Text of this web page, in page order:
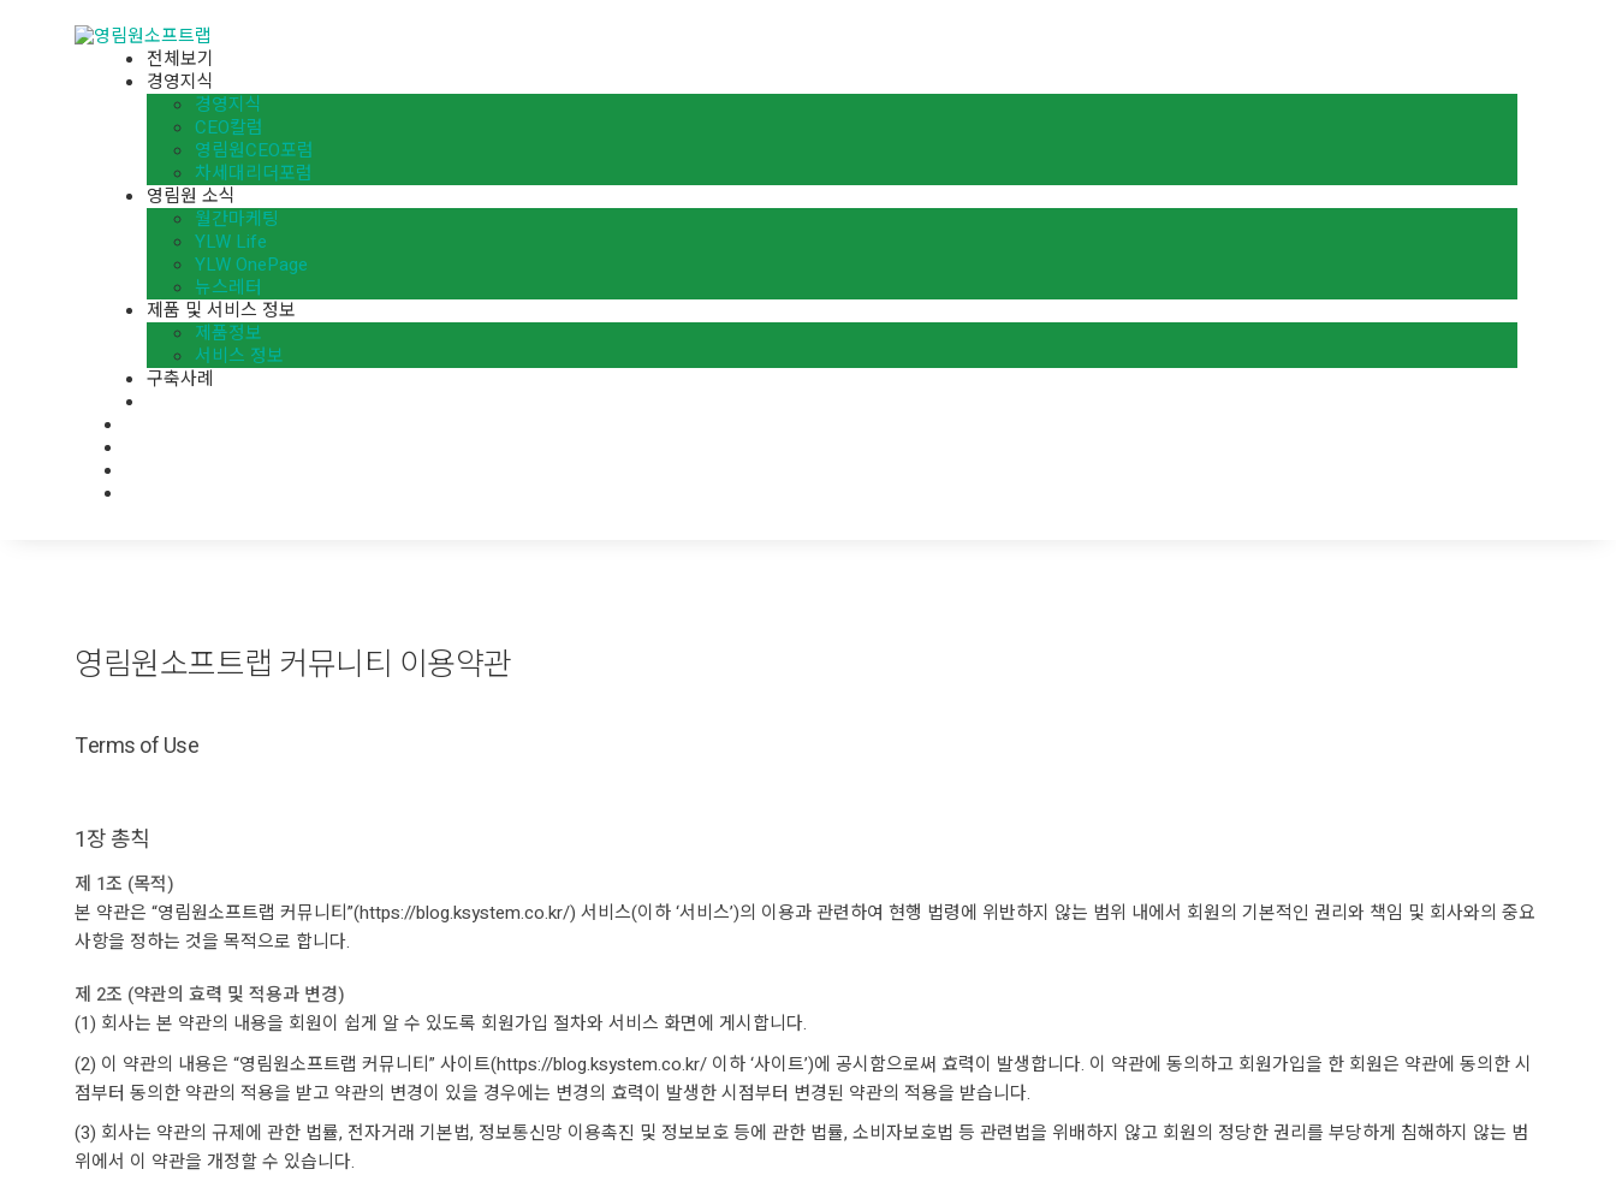
전체보기
경영지식
경영지식
CEO칼럼
영림원CEO포럼
차세대리더포럼
영림원 소식
월간마케팅
YLW Life
YLW OnePage
뉴스레터
제품 및 서비스 정보
제품정보
서비스 정보
구축사례
영림원소프트랩 커뮤니티 이용약관
Terms of Use
1장 총칙
제 1조 (목적)
본 약관은 “영림원소프트랩 커뮤니티”(https://blog.ksystem.co.kr/) 서비스(이하 ‘서비스’)의 이용과 관련하여 현행 법령에 위반하지 않는 범위 내에서 회원의 기본적인 권리와 책임 및 회사와의 중요
사항을 정하는 것을 목적으로 합니다.
제 2조 (약관의 효력 및 적용과 변경)
(1) 회사는 본 약관의 내용을 회원이 쉽게 알 수 있도록 회원가입 절차와 서비스 화면에 게시합니다.
(2) 이 약관의 내용은 “영림원소프트랩 커뮤니티” 사이트(https://blog.ksystem.co.kr/ 이하 ‘사이트’)에 공시함으로써 효력이 발생합니다. 이 약관에 동의하고 회원가입을 한 회원은 약관에 동의한 시
점부터 동의한 약관의 적용을 받고 약관의 변경이 있을 경우에는 변경의 효력이 발생한 시점부터 변경된 약관의 적용을 받습니다.
(3) 회사는 약관의 규제에 관한 법률, 전자거래 기본법, 정보통신망 이용촉진 및 정보보호 등에 관한 법률, 소비자보호법 등 관련법을 위배하지 않고 회원의 정당한 권리를 부당하게 침해하지 않는 범
위에서 이 약관을 개정할 수 있습니다.